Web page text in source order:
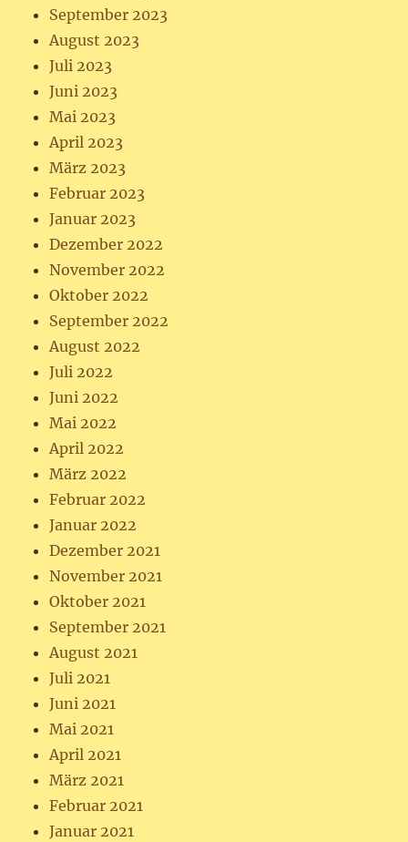
September 2023
August 2023
Juli 2023
Juni 2023
Mai 2023
April 2023
März 2023
Februar 2023
Januar 2023
Dezember 2022
November 2022
Oktober 2022
September 2022
August 2022
Juli 2022
Juni 2022
Mai 2022
April 2022
März 2022
Februar 2022
Januar 2022
Dezember 2021
November 2021
Oktober 2021
September 2021
August 2021
Juli 2021
Juni 2021
Mai 2021
April 2021
März 2021
Februar 2021
Januar 2021